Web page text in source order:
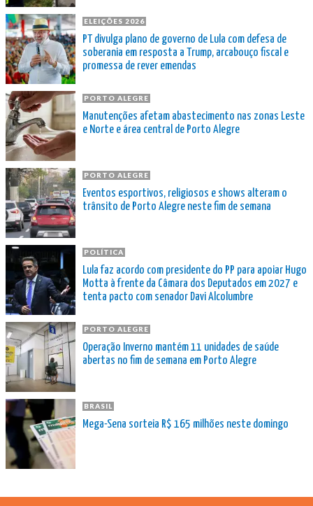
ELEIÇÕES 2026
PT divulga plano de governo de Lula com defesa de
soberania em resposta a Trump, arcabouço fiscal e
promessa de rever emendas
PORTO ALEGRE
Manutenções afetam abastecimento nas zonas Leste
e Norte e área central de Porto Alegre
PORTO ALEGRE
Eventos esportivos, religiosos e shows alteram o
trânsito de Porto Alegre neste fim de semana
POLÍTICA
Lula faz acordo com presidente do PP para apoiar Hugo
Motta à frente da Câmara dos Deputados em 2027 e
tenta pacto com senador Davi Alcolumbre
PORTO ALEGRE
Operação Inverno mantém 11 unidades de saúde
abertas no fim de semana em Porto Alegre
BRASIL
Mega-Sena sorteia R$ 165 milhões neste domingo